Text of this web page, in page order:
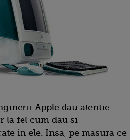
Apple dau atentie
la fel cum dau si
in ele. Insa, pe masura ce